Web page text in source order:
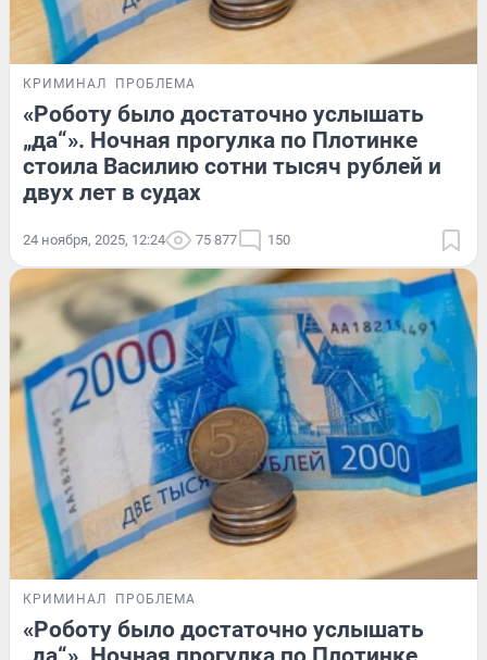
КРИМИНАЛ ПРОБЛЕМА
«Роботу было достаточно услышать
„да“». Ночная прогулка по Плотинке
стоила Василию сотни тысяч рублей и
двух лет в судах
24 ноября, 2025, 12:24 75 877 150
КРИМИНАЛ ПРОБЛЕМА
«Роботу было достаточно услышать